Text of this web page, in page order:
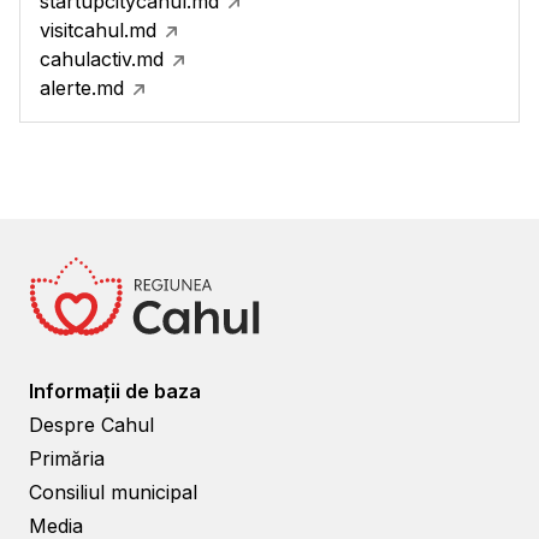
visitcahul.md
cahulactiv.md
alerte.md
Informații de baza
Despre Cahul
Primăria
Consiliul municipal
Media